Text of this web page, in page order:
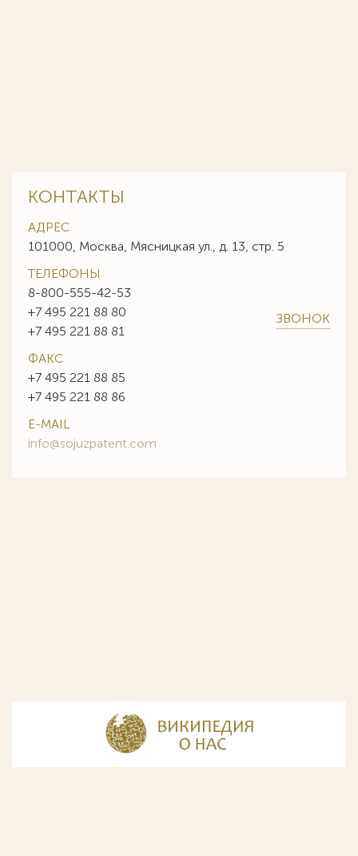
КОНТАКТЫ
АДРЕС
101000, Москва, Мясницкая ул., д. 13, стр. 5
ТЕЛЕФОНЫ
8-800-555-42-53
+7 495 221 88 80
+7 495 221 88 81
ЗВОНОК
ФАКС
+7 495 221 88 85
+7 495 221 88 86
E-MAIL
info@sojuzpatent.com